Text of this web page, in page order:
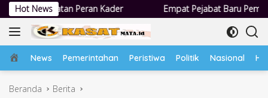
Langsung
ke
konten
Hot News Empat Pejabat Baru Pemdes Semampir Dilantik, Siap
Home
News Pemerintahan Peristiwa Politik Nasional
Beranda Berita